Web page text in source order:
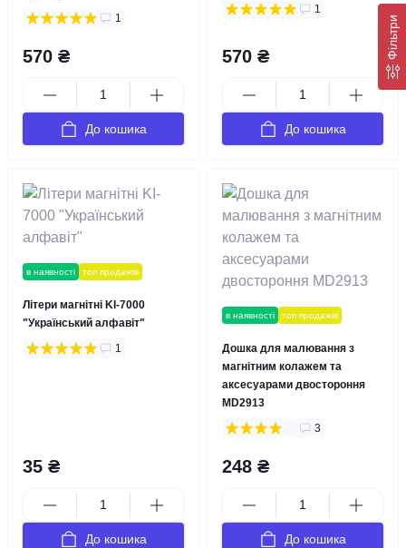
Фільтри
1
570 ₴
До кошика
1
570 ₴
До кошика
в наявності топ продажів
Літери магнітні KI-7000
"Український алфавіт"
1
35 ₴
До кошика
в наявності топ продажів
Дошка для малювання з
магнітним колажем та
аксесуарами двостороння
MD2913
3
248 ₴
До кошика